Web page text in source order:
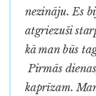
nezināju. Es
atgriezuši
kā man būs
Pirmās
kaprīzam.